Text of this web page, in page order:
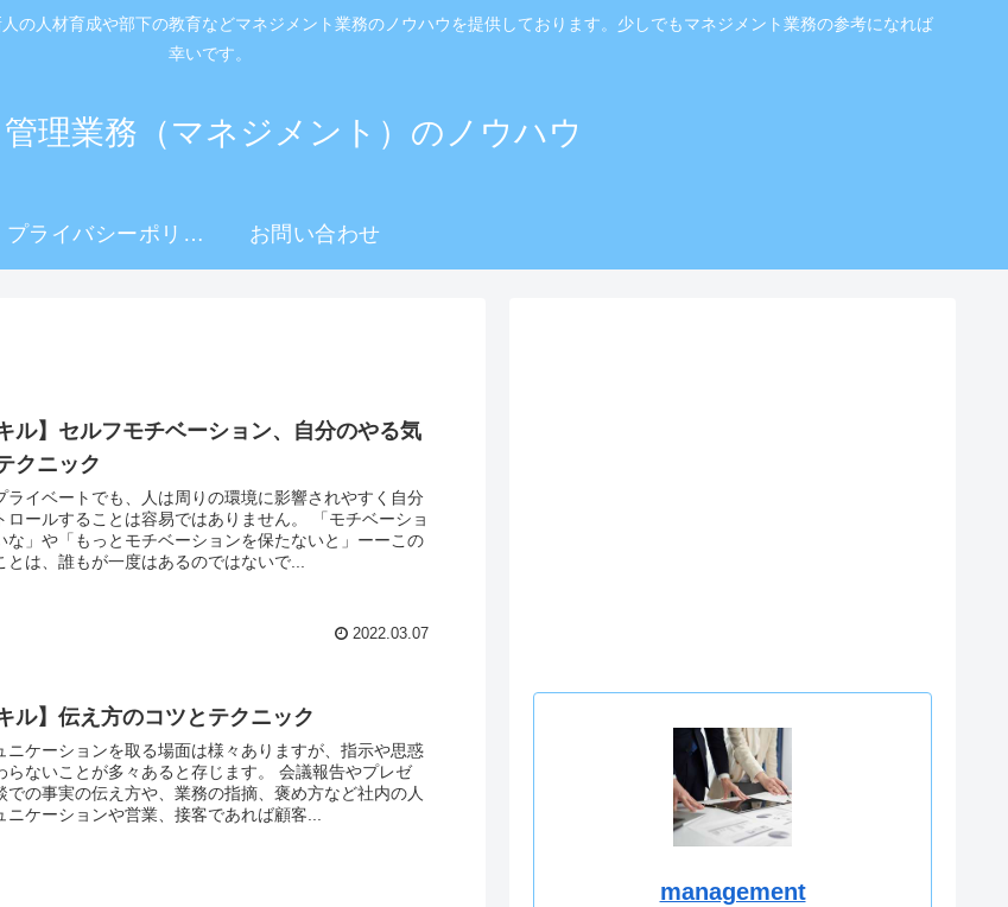
の人材育成や部下の教育などマネジメント業務のノウハウを提供しております。少しでもマネジメント業務の参考になれば
幸いです。
管理業務（マネジメント）のノウハウ
プライバシーポリシ お問い合わせ
ル】セルフモチベーション、自分のやる気
クニック
ライベートでも、人は周りの環境に影響されやすく自分
ロールすることは容易ではありません。 「モチベーショ
な」や「もっとモチベーションを保たないと」ーーこの
とは、誰もが一度はあるのではないで...
2022.03.07
ル】伝え方のコツとテクニック
ニケーションを取る場面は様々ありますが、指示や思惑
らないことが多々あると存じます。 会議報告やプレゼ
での事実の伝え方や、業務の指摘、褒め方など社内の人
ニケーションや営業、接客であれば顧客...
management